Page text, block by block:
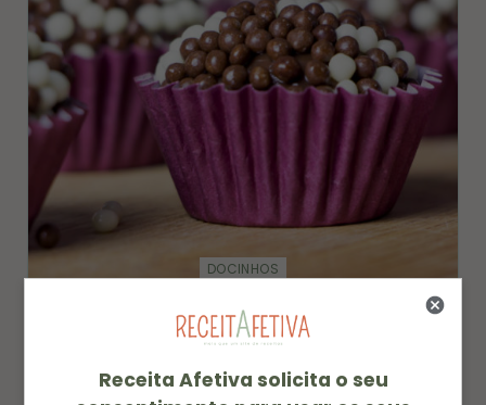
DOCINHOS
RECEITA DE BRIGADEIRO DE NUTELLA
07/10/2015
Receita Afetiva solicita o seu